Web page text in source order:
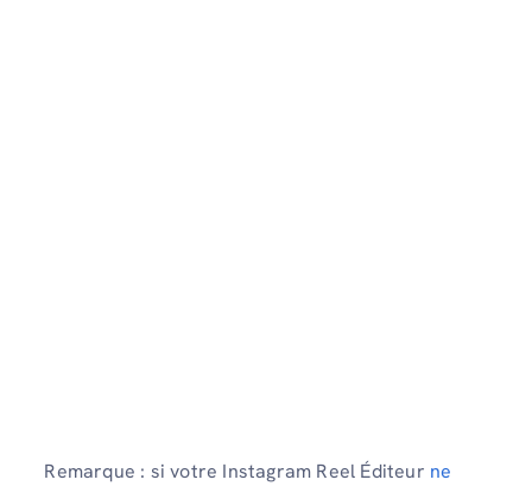
Remarque : si votre Instagram Reel Éditeur ne